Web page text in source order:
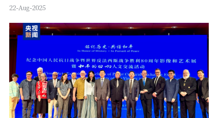
22-Aug-2025